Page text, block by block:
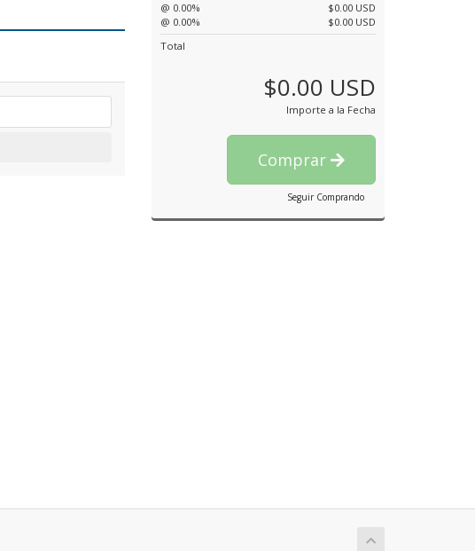
@ 0.00%
$0.00 USD
@ 0.00%
$0.00 USD
Total
$0.00 USD
Importe a la Fecha
Comprar
Seguir Comprando